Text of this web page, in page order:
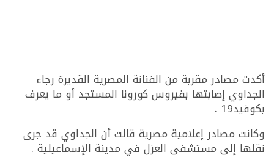
أكدت مصادر مقربة من الفنانة المصرية القديرة رجاء
الجداوي إصابتها بفيروس كورونا المستجد أو ما يعرف
بكوفيد19 .
وكانت مصادر إعلامية مصرية قالت أن الجداوي قد جرى
نقلها إلى مستشفى العزل في مدينة الإسماعيلية .